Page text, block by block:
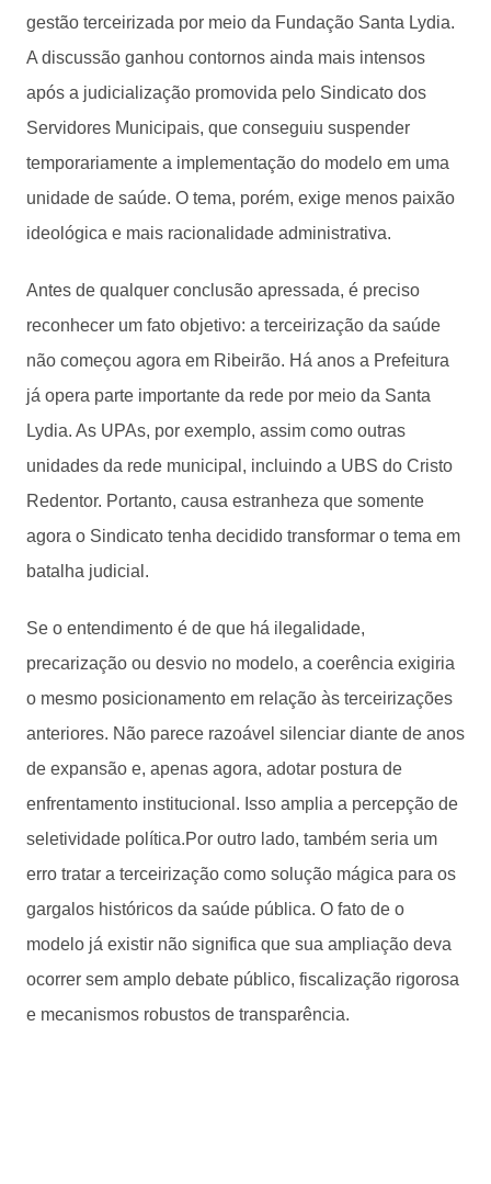
gestão terceirizada por meio da Fundação Santa Lydia.
A discussão ganhou contornos ainda mais intensos
após a judicialização promovida pelo Sindicato dos
Servidores Municipais, que conseguiu suspender
temporariamente a implementação do modelo em uma
unidade de saúde. O tema, porém, exige menos paixão
ideológica e mais racionalidade administrativa.
Antes de qualquer conclusão apressada, é preciso
reconhecer um fato objetivo: a terceirização da saúde
não começou agora em Ribeirão. Há anos a Prefeitura
já opera parte importante da rede por meio da Santa
Lydia. As UPAs, por exemplo, assim como outras
unidades da rede municipal, incluindo a UBS do Cristo
Redentor. Portanto, causa estranheza que somente
agora o Sindicato tenha decidido transformar o tema em
batalha judicial.
Se o entendimento é de que há ilegalidade,
precarização ou desvio no modelo, a coerência exigiria
o mesmo posicionamento em relação às terceirizações
anteriores. Não parece razoável silenciar diante de anos
de expansão e, apenas agora, adotar postura de
enfrentamento institucional. Isso amplia a percepção de
seletividade política.Por outro lado, também seria um
erro tratar a terceirização como solução mágica para os
gargalos históricos da saúde pública. O fato de o
modelo já existir não significa que sua ampliação deva
ocorrer sem amplo debate público, fiscalização rigorosa
e mecanismos robustos de transparência.